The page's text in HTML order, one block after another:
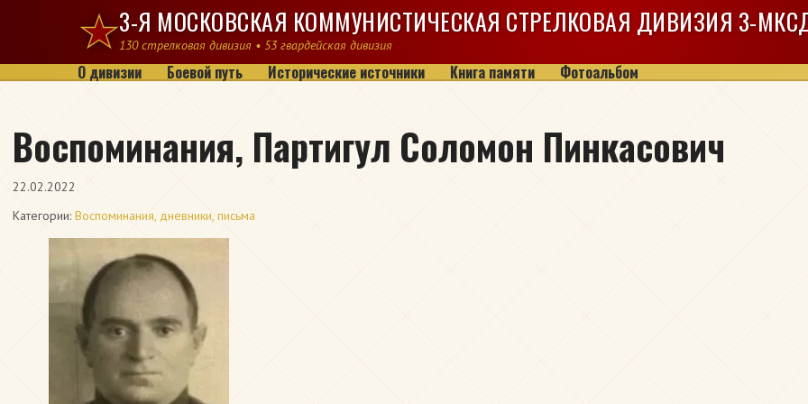
Перейти к содержимому3-Я МОСКОВСКАЯ КОММУНИСТИЧЕСКАЯ СТРЕЛКОВАЯ ДИВИЗИЯ 3-
130 стрелковая дивизия • 53 гвардейская дивизия
О дивизии Боевой путь Исторические источники Книга памяти Фотоальбом
Воспоминания, Партигул Соломон Пинкасович
22.02.2022
Категории: Воспоминания, дневники, письма